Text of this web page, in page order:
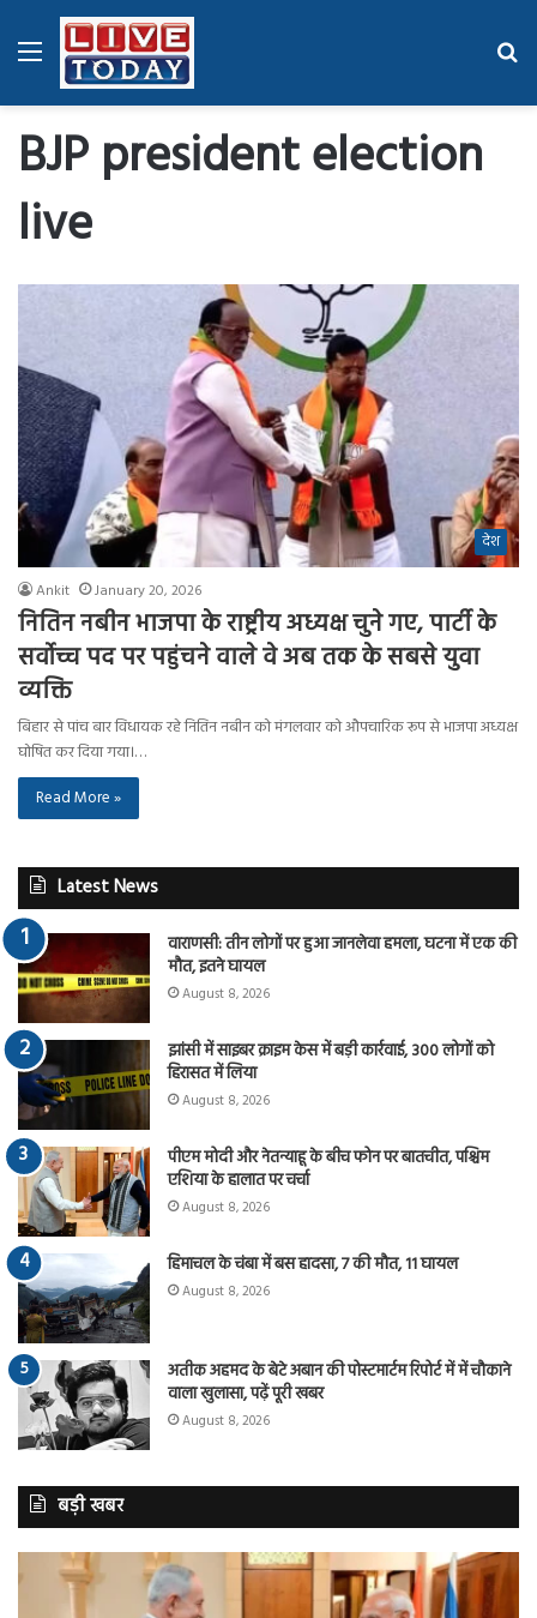
Menu
BJP president election
live
देश
Ankit January 20, 2026
नितिन नबीन भाजपा के राष्ट्रीय अध्यक्ष चुने गए, पार्टी के
सर्वोच्च पद पर पहुंचने वाले वे अब तक के सबसे युवा
व्यक्ति
बिहार से पांच बार विधायक रहे नितिन नबीन को मंगलवार को औपचारिक रूप से भाजपा अध्यक्ष
घोषित कर दिया गया।…
Read More »
Latest News
वाराणसी: तीन लोगों पर हुआ जानलेवा हमला, घटना में एक की
मौत, इतने घायल
August 8, 2026
झांसी में साइबर क्राइम केस में बड़ी कार्रवाई, 300 लोगों को
हिरासत में लिया
August 8, 2026
पीएम मोदी और नेतन्याहू के बीच फोन पर बातचीत, पश्चिम
एशिया के हालात पर चर्चा
August 8, 2026
हिमाचल के चंबा में बस हादसा, 7 की मौत, 11 घायल
August 8, 2026
अतीक अहमद के बेटे अबान की पोस्टमार्टम रिपोर्ट में में चौकाने
वाला खुलासा, पढ़ें पूरी खबर
August 8, 2026
बड़ी खबर